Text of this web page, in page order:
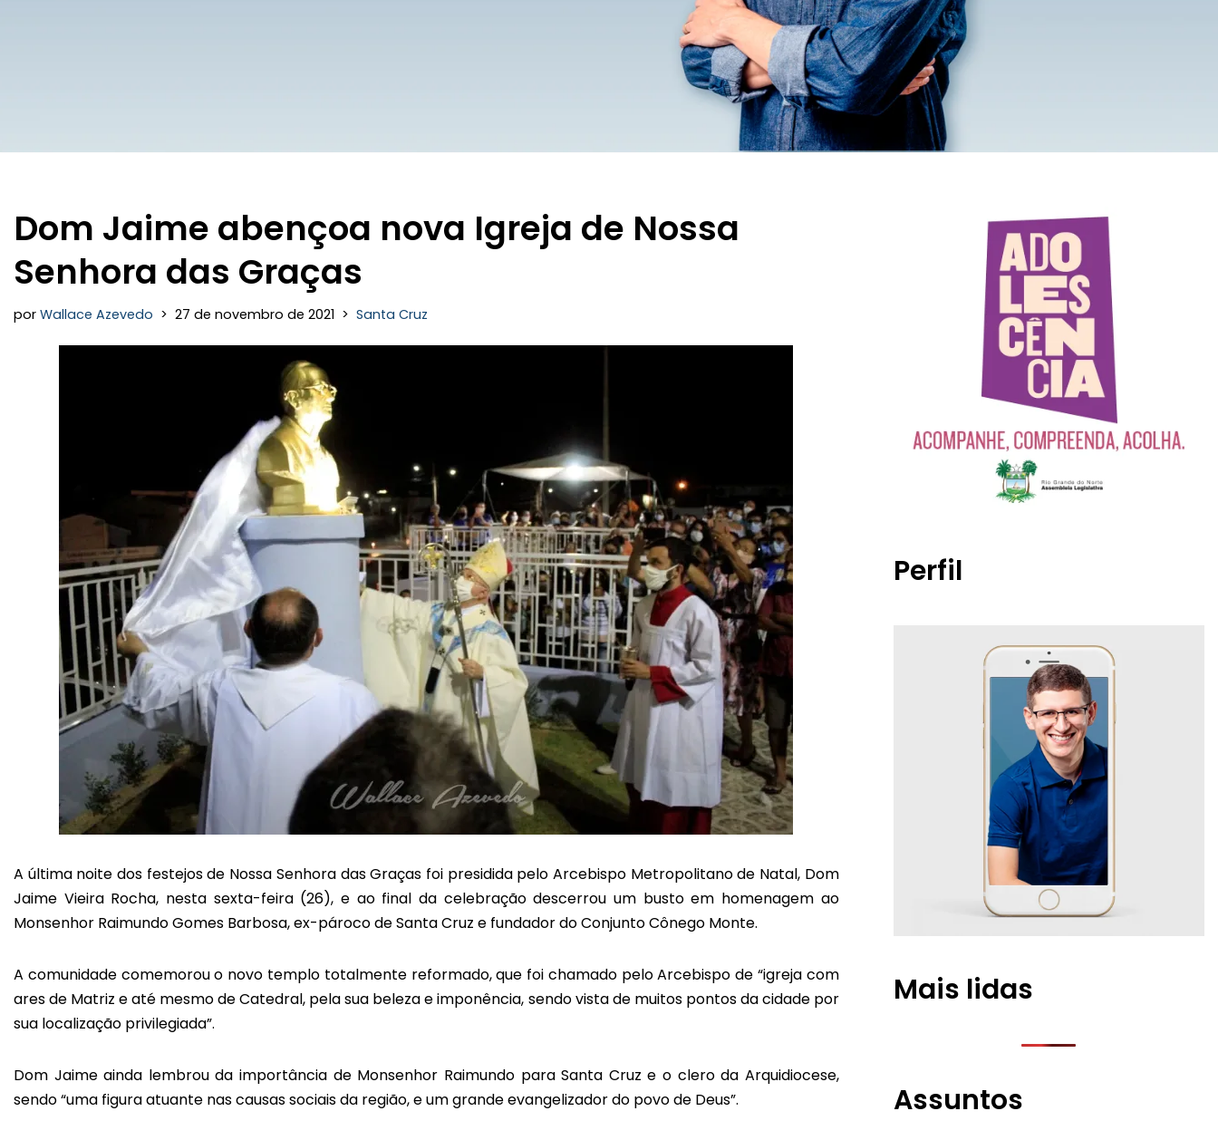
Dom Jaime abençoa nova Igreja de Nossa
Senhora das Graças
por Wallace Azevedo 27 de novembro de 2021 Santa Cruz
A última noite dos festejos de Nossa Senhora das Graças foi presidida pelo Arcebispo Metropolitano de Natal, Dom
Jaime Vieira Rocha, nesta sexta-feira (26), e ao final da celebração descerrou um busto em homenagem ao
Monsenhor Raimundo Gomes Barbosa, ex-pároco de Santa Cruz e fundador do Conjunto Cônego Monte.
A comunidade comemorou o novo templo totalmente reformado, que foi chamado pelo Arcebispo de “igreja com
ares de Matriz e até mesmo de Catedral, pela sua beleza e imponência, sendo vista de muitos pontos da cidade por
sua localização privilegiada”.
Dom Jaime ainda lembrou da importância de Monsenhor Raimundo para Santa Cruz e o clero da Arquidiocese,
sendo “uma figura atuante nas causas sociais da região, e um grande evangelizador do povo de Deus”.
Perfil
Mais lidas
Assuntos